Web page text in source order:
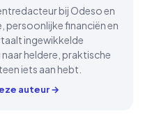
bij Odeso en
persoonlijke financiën en
ingewikkelde
heldere, praktische
iets aan hebt.
auteur →